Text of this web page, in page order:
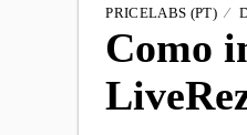
PRICELABS (PT)
Como